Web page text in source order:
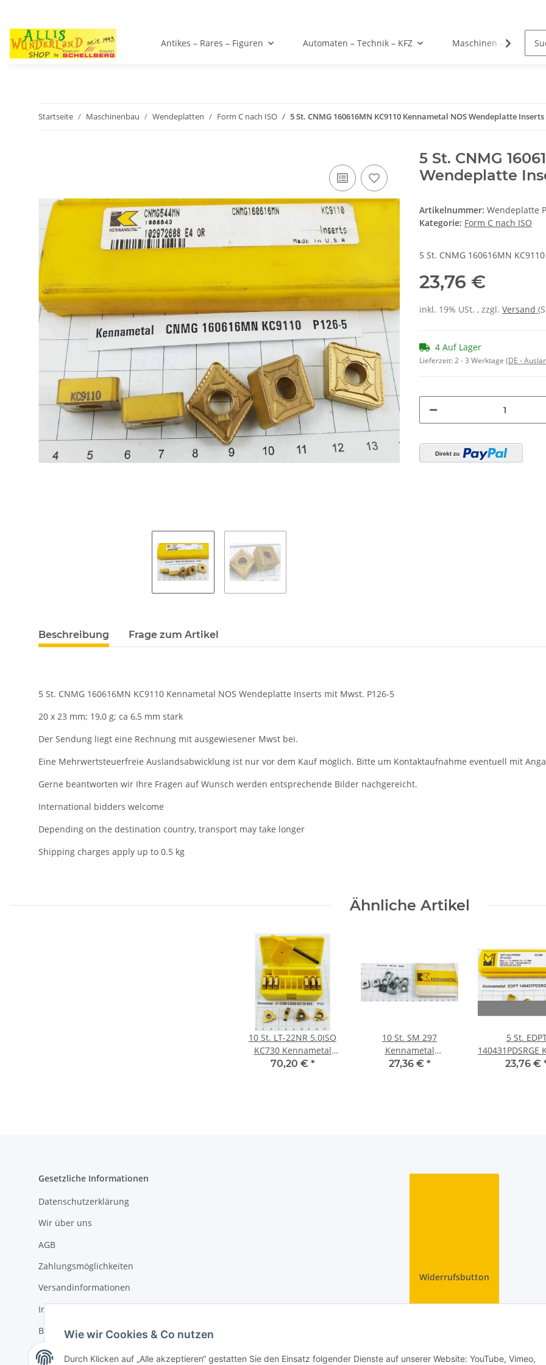
Antikes – Rares – Figuren Automaten – Technik – KFZ Maschinen –
Startseite Maschinenbau Wendeplatten Form C nach ISO 5 St. CNMG 160616MN KC9110 Kennametal NOS Wendeplatte Inserts
5 St. CNMG
Wendeplatte
Artikelnummer: Wendeplatte
Kategorie: Form C nach ISO
5 St. CNMG 160616MN
23,76 €
inkl. 19% USt. , zzgl. Versand
4 Auf Lager
Lieferzeit:2 - 3 Werktage (DE -
Beschreibung Frage zum Artikel
5 St. CNMG 160616MN KC9110 Kennametal NOS Wendeplatte Inserts mit Mwst. P126-5
20 x 23 mm; 19,0 g; ca 6,5 mm stark
Der Sendung liegt eine Rechnung mit ausgewiesener Mwst bei.
Eine Mehrwertsteuerfreie Auslandsabwicklung ist nur vor dem Kauf möglich. Bitte um Kontaktaufnahme eventuell mit
Gerne beantworten wir Ihre Fragen auf Wunsch werden entsprechende Bilder nachgereicht.
International bidders welcome
Depending on the destination country, transport may take longer
Shipping charges apply up to 0.5 kg
Ähnliche Artikel
10 St. LT-22NR 5.0ISO
KC730 Kennametal
Gewindepl. NOS
70,20 € *
10 St. SM 297
Kennametal
Wendeplatte Inserts
27,36 € *
5 St.
140431PDSRGE
23,76 €
Gesetzliche Informationen
Datenschutzerklärung
Wir über uns
AGB
Zahlungsmöglichkeiten
Versandinformationen
Impressum
Batteriegesetzhinweise
Widerrufsrecht
Widerrufsbutton
Wie wir Cookies & Co nutzen
Durch Klicken auf „Alle akzeptieren“ gestatten Sie den Einsatz folgender Dienste auf unserer Website: YouTube, Vimeo,